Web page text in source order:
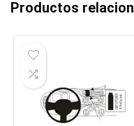
Productos